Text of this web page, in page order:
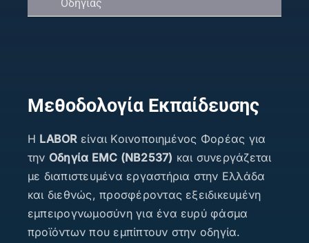
Οδηγίας
Μεθοδολογία Εκπαίδευσης
Η LABORείναι Κοινοποιημένος Φορέας για
την Οδηγία EMC (NB2537) και συνεργάζεται
με διαπιστευμένα εργαστήρια στην Ελλάδα
και διεθνώς, προσφέροντας εξειδικευμένη
εμπειρογνωμοσύνη για ένα ευρύ φάσμα
προϊόντων που εμπίπτουν στην οδηγία.